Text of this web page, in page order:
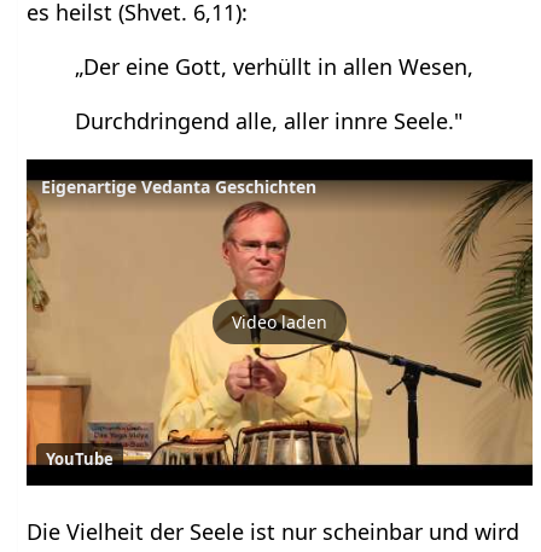
es heilst (Shvet. 6,11):
„Der eine Gott, verhüllt in allen Wesen,
Durchdringend alle, aller innre Seele."
Eigenartige Vedanta Geschichten
Video laden
YouTube
Die Vielheit der Seele ist nur scheinbar und wird